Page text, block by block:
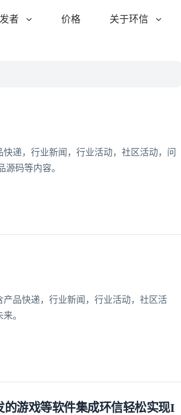
者 价格 关于环信
递，行业新闻，行业活动，社区活动，问
码等内容。
品快递，行业新闻，行业活动，社区活
。
游戏等软件集成环信轻松实现I